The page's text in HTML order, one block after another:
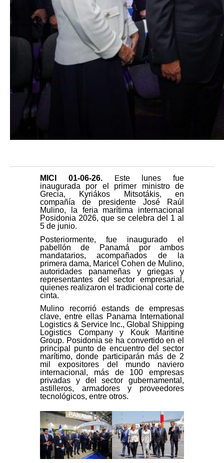
MICI 01-06-26. Este lunes fue
inaugurada por el primer ministro de
Grecia, Kyriákos Mitsotákis, en
compañía de presidente José Raúl
Mulino, la feria marítima internacional
Posidonia 2026, que se celebra del 1 al
5 de junio.
Posteriormente, fue inaugurado el
pabellón de Panamá por ambos
mandatarios, acompañados de la
primera dama, Maricel Cohen de Mulino,
autoridades panameñas y griegas y
representantes del sector empresarial,
quienes realizaron el tradicional corte de
cinta.
Mulino recorrió estands de empresas
clave, entre ellas Panama International
Logistics & Service Inc., Global Shipping
Logistics Company y Kouk Maritine
Group. Posidonia se ha convertido en el
principal punto de encuentro del sector
marítimo, donde participarán más de 2
mil expositores del mundo naviero
internacional, más de 100 empresas
privadas y del sector gubernamental,
astilleros, armadores y proveedores
tecnológicos, entre otros.